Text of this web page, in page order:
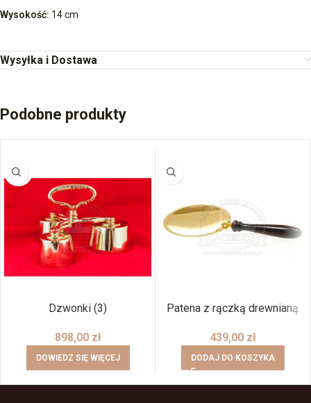
Wysokość: 14 cm
Wysyłka i Dostawa
Podobne produkty
BRAK
Dzwonki (3)
898,00 zł
DOWIEDZ SIĘ WIĘCEJ
Patena z rączką drewnianą
439,00 zł
DODAJ DO KOSZYKA